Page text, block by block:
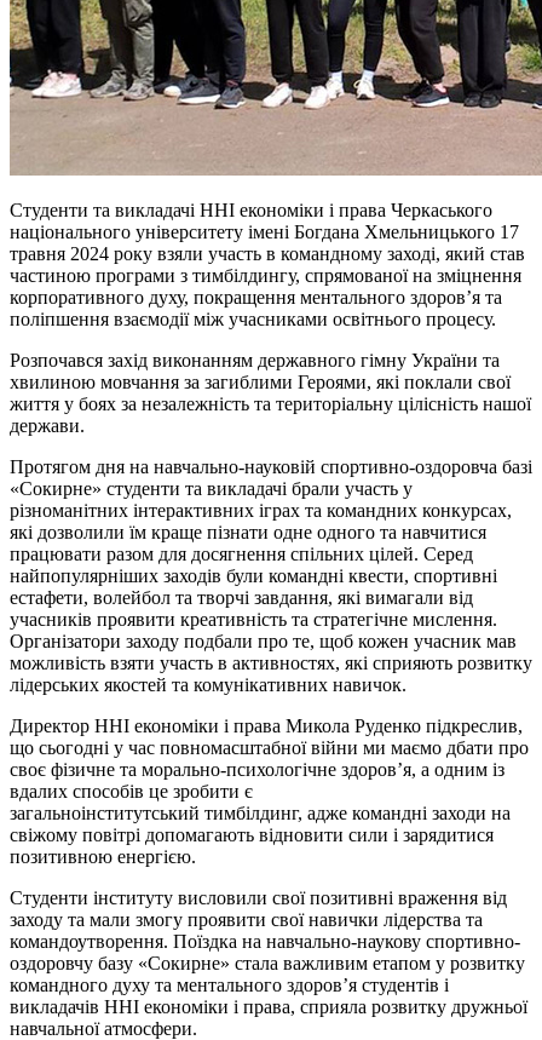
Студенти та викладачі ННІ економіки і права Черкаського
національного університету імені Богдана Хмельницького 17
травня 2024 року взяли участь в командному заході, який став
частиною програми з тимбілдингу, спрямованої на зміцнення
корпоративного духу, покращення ментального здоров’я та
поліпшення взаємодії між учасниками освітнього процесу.
Розпочався захід виконанням державного гімну України та
хвилиною мовчання за загиблими Героями, які поклали свої
життя у боях за незалежність та територіальну цілісність нашої
держави.
Протягом дня на навчально-науковій спортивно-оздоровча базі
«Сокирне» студенти та викладачі брали участь у
різноманітних інтерактивних іграх та командних конкурсах,
які дозволили їм краще пізнати одне одного та навчитися
працювати разом для досягнення спільних цілей. Серед
найпопулярніших заходів були командні квести, спортивні
естафети, волейбол та творчі завдання, які вимагали від
учасників проявити креативність та стратегічне мислення.
Організатори заходу подбали про те, щоб кожен учасник мав
можливість взяти участь в активностях, які сприяють розвитку
лідерських якостей та комунікативних навичок.
Директор ННІ економіки і права Микола Руденко підкреслив,
що сьогодні у час повномасштабної війни ми маємо дбати про
своє фізичне та морально-психологічне здоров’я, а одним із
вдалих способів це зробити є
загальноінститутський тимбілдинг, адже командні заходи на
свіжому повітрі допомагають відновити сили і зарядитися
позитивною енергією.
Студенти інституту висловили свої позитивні враження від
заходу та мали змогу проявити свої навички лідерства та
командоутворення. Поїздка на навчально-наукову спортивно-
оздоровчу базу «Сокирне» стала важливим етапом у розвитку
командного духу та ментального здоров’я студентів і
викладачів ННІ економіки і права, сприяла розвитку дружньої
навчальної атмосфери.